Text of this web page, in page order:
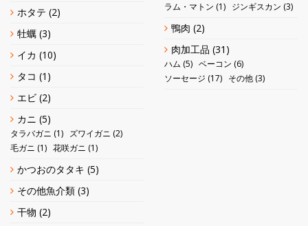
ホタテ (2)
牡蠣 (3)
イカ (10)
タコ (1)
エビ (2)
カニ (5)
タラバガニ (1) ズワイガニ (2)
毛ガニ (1) 花咲ガニ (1)
かつおのタタキ (5)
その他魚介類 (3)
干物 (2)
ラム・マトン (1) ジンギスカン (3)
鴨肉 (2)
肉加工品 (31)
ハム (5) ベーコン (6)
ソーセージ (17) その他 (3)